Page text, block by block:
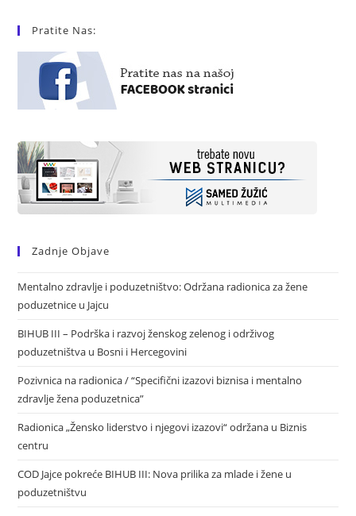
Pratite Nas:
Zadnje Objave
Mentalno zdravlje i poduzetništvo: Održana radionica za žene
poduzetnice u Jajcu
BIHUB III – Podrška i razvoj ženskog zelenog i održivog
poduzetništva u Bosni i Hercegovini
Pozivnica na radionica / “Specifični izazovi biznisa i mentalno
zdravlje žena poduzetnica”
Radionica „Žensko liderstvo i njegovi izazovi“ održana u Biznis
centru
COD Jajce pokreće BIHUB III: Nova prilika za mlade i žene u
poduzetništvu